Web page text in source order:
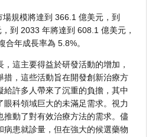
規模將達到 366.1 億美元，到
到 2033 年將達到 608.1 億美元，
年成長率為 5.8%。
這主要得益於研發活動的增加，
措，這些活動旨在開發創新治療方
給許多人帶來了沉重的負擔，其中
科領域巨大的未滿足需求。視力
推動了對有效治療方法的需求。儘
病患就診量，但在強大的候選藥物